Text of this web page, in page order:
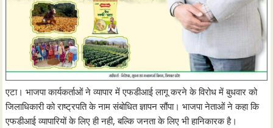
एटा। भाजपा कार्यकर्ताओं ने व्यापार में एफडीआई लागू करने के विरोध में बुधवार को
जिलाधिकारी को राष्ट्रपति के नाम संबोधित ज्ञापन सौंपा। भाजपा नेताओं ने कहा कि
एफडीआई व्यापारियों के लिए ही नही, बल्कि जनता के लिए भी हानिकारक है।